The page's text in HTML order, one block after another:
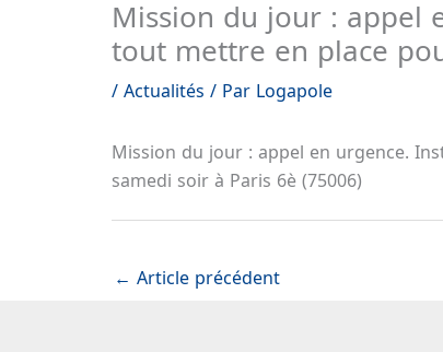
Mission du jour : appel
tout mettre en place
/ Actualités / Par Logapole
Mission du jour : appel en urgence.
samedi soir à Paris 6è (75006)
← Article précédent